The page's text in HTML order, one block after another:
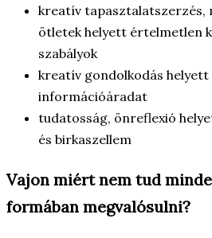
kreatív tapasztalatszerzés,
ötletek helyett értelmetlen
szabályok
kreatív gondolkodás helyett
információáradat
tudatosság, önreflexió
és birkaszellem
Vajon miért nem tud
formában megvalósulni?